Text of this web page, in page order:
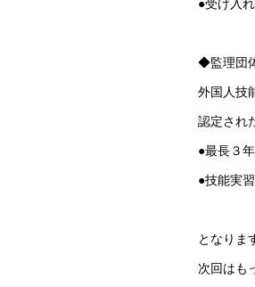
●受け入
◆監理団
外国人技
認定され
●最長３
●技能実
となりま
次回はも